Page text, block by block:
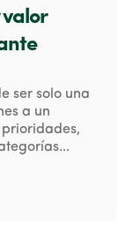
valor
ser solo una
a un